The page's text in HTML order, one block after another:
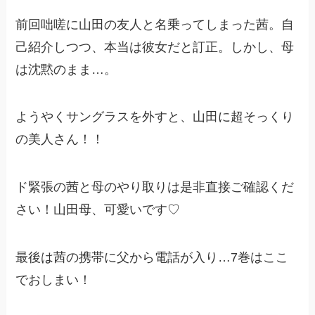
前回咄嗟に山田の友人と名乗ってしまった茜。自
己紹介しつつ、本当は彼女だと訂正。しかし、母
は沈黙のまま…。
ようやくサングラスを外すと、山田に超そっくり
の美人さん！！
ド緊張の茜と母のやり取りは是非直接ご確認くだ
さい！山田母、可愛いです♡
最後は茜の携帯に父から電話が入り…7巻はここ
でおしまい！